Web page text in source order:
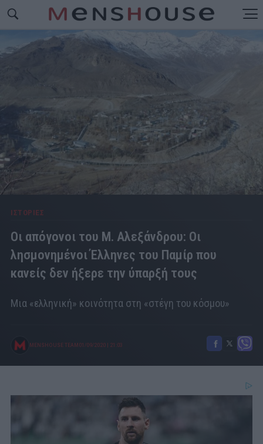
ΙΣΤΟΡΙΕΣ
Οι απόγονοι του Μ. Αλεξάνδρου: Οι
λησμονημένοι Έλληνες του Παμίρ που
κανείς δεν ήξερε την ύπαρξή τους
Μια «ελληνική» κοινότητα στη «στέγη του κόσμου»
MENSHOUSE TEAM 01/09/2020 21:03